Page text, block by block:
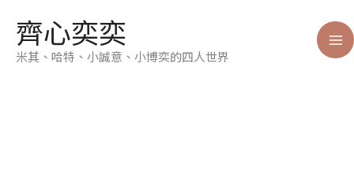
齊心奕奕
米其、哈特、小誠意、小博奕的四人世界